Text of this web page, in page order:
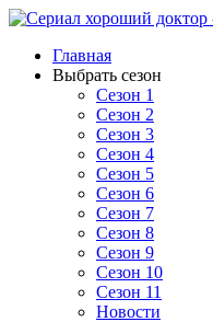
Главная
Выбрать сезон
Сезон 1
Сезон 2
Сезон 3
Сезон 4
Сезон 5
Сезон 6
Сезон 7
Сезон 8
Сезон 9
Сезон 10
Сезон 11
Новости